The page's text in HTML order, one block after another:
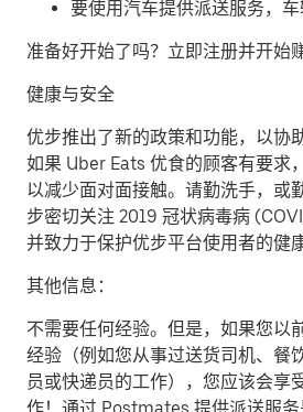
要使用汽车提供派送服务，
准备好开始了吗？立即注册并开始
健康与安全
优步推出了新的政策和功能，以协
如果 Uber Eats 优食的顾客有要求
以减少面对面接触。请勤洗手，或
步密切关注 2019 冠状病毒病
并致力于保护优步平台使用者的健
其他信息：
不需要任何经验。但是，如果您以
经验（例如您从事过送货司机、餐
员或快递员的工作），您应该会享